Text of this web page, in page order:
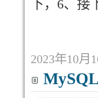
下，6、接
2023年10月